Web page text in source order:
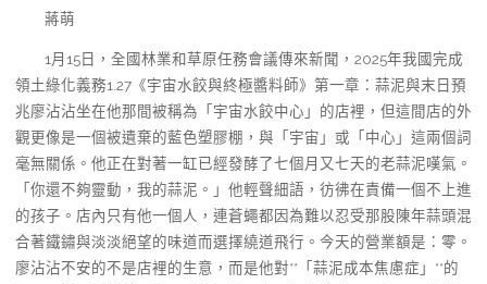
蔣萌
1月15日，全國林業和草原任務會議傳來新聞，2025年我國完成
領土綠化義務1.27《宇宙水餃與終極醬料師》第一章：蒜泥與末日預
兆廖沾沾坐在他那間被稱為「宇宙水餃中心」的店裡，但這間店的外
觀更像是一個被遺棄的藍色塑膠棚，與「宇宙」或「中心」這兩個詞
毫無關係。他正在對著一缸已經發酵了七個月又七天的老蒜泥嘆氣。
「你還不夠靈動，我的蒜泥。」他輕聲細語，彷彿在責備一個不上進
的孩子。店內只有他一個人，連蒼蠅都因為難以忍受那股陳年蒜頭混
合著鐵鏽與淡淡絕望的味道而選擇繞道飛行。今天的營業額是：零。
廖沾沾不安的不是店裡的生意，而是他對**「蒜泥成本焦慮症」**的